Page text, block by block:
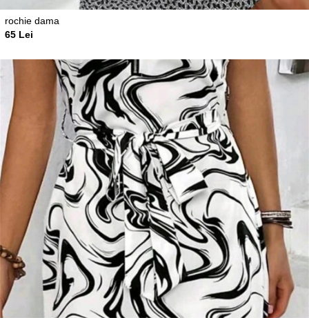
rochie dama
65 Lei